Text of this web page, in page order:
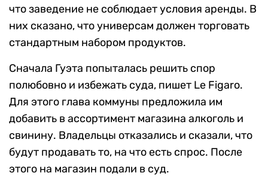
что заведение не соблюдает условия аренды. В
них сказано, что универсам должен торговать
стандартным набором продуктов.
Сначала Гуэта попыталась решить спор
полюбовно и избежать суда, пишет Le Figaro.
Для этого глава коммуны предложила им
добавить в ассортимент магазина алкоголь и
свинину. Владельцы отказались и сказали, что
будут продавать то, на что есть спрос. После
этого на магазин подали в суд.